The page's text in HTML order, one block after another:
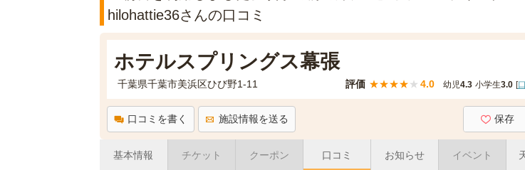
hilohattie36さんの口コミ
ホテルスプリングス幕張
千葉県千葉市美浜区ひび野1-11 評価 ★★★★★ 4.0 幼児4.3 小学生3.0 [
口コミを書く 施設情報を送る 保存
基本情報 チケット クーポン 口コミ お知らせ イベント